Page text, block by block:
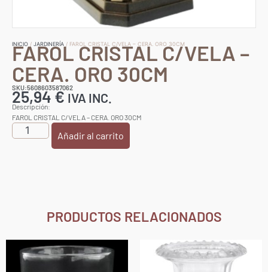
INICIO / JARDINERÍA / FAROL CRISTAL C/VELA – CERA. ORO 30CM
FAROL CRISTAL C/VELA –
CERA. ORO 30CM
SKU:5608603587062
25,94€ IVA INC.
Descripción:
FAROL CRISTAL C/VELA – CERA. ORO 30CM
Añadir al carrito
PRODUCTOS RELACIONADOS